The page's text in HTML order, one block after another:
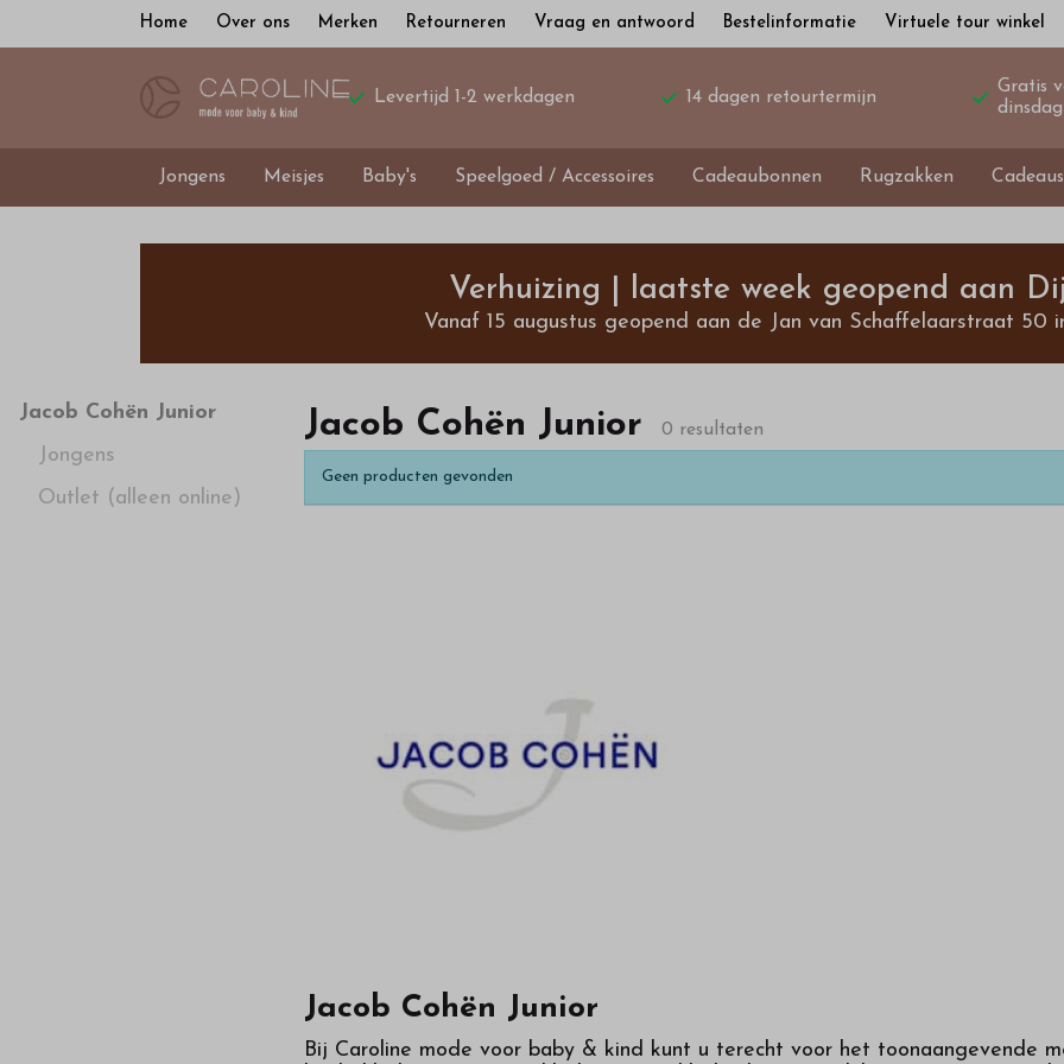
Home Over ons Merken Retourneren Vraag en antwoord Bestelinformatie Virtuele tour winkel
Levertijd 1-2 werkdagen 14 dagen retourtermijn
Gratis
Jongens Meisjes Baby's Speelgoed / Accessoires Cadeaubonnen Rugzakken Cadeaus
Jacob
Junior
Bestel
Verhuizing | laatste week geopend aan
Vanaf 15 augustus geopend aan de Jan van Schaffelaarstraat 50
Jacob Cohën Junior
Jongens
Outlet (alleen online)
Jacob Cohën Junior 0 resultaten
Geen producten gevonden
Jacob Cohën Junior
Bij Caroline mode voor baby & kind kunt u terecht voor het toonaangevende